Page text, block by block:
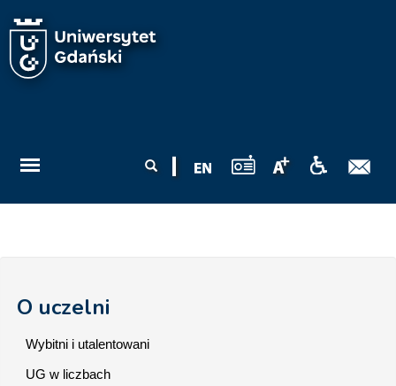
wyszukiwania
O uczelni
Wybitni i utalentowani
UG w liczbach